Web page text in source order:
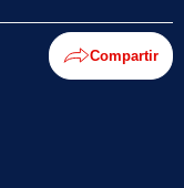
Compartir